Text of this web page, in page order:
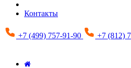
Контакты
+7 (499) 757-91-90 +7 (812)